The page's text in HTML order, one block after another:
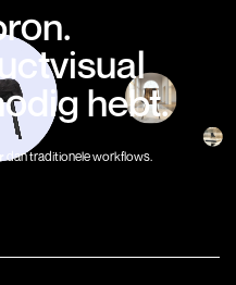
hebt.
dan traditionele workflows.